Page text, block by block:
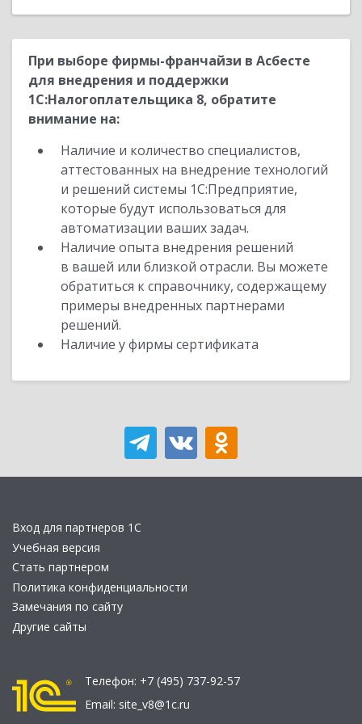
При выборе фирмы-франчайзи в Асбесте
для внедрения и поддержки
1С:Налогоплательщика 8, обратите
внимание на:
Наличие и количество специалистов,
аттестованных на внедрение технологий
и решений системы 1С:Предприятие,
которые будут использоваться для
автоматизации ваших задач.
Наличие опыта внедрения решений
в вашей или близкой отрасли. Вы можете
обратиться к справочнику, содержащему
примеры внедренных партнерами
решений.
Наличие у фирмы сертификата
Вход для партнеров 1С
Учебная версия
Стать партнером
Политика конфиденциальности
Замечания по сайту
Другие сайты
Телефон: +7 (495) 737-92-57
Email: site_v8@1c.ru